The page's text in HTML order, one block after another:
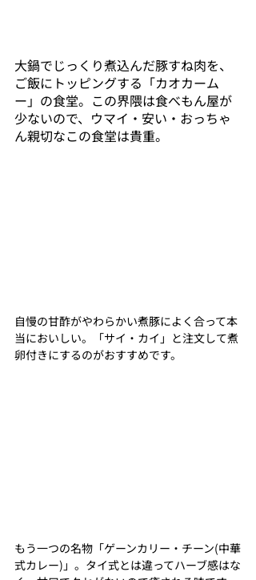
大鍋でじっくり煮込んだ豚すね肉を、
ご飯にトッピングする「カオカーム
ー」の食堂。この界隈は食べもん屋が
少ないので、ウマイ・安い・おっちゃ
ん親切なこの食堂は貴重。
自慢の甘酢がやわらかい煮豚によく合って本
当においしい。「サイ・カイ」と注文して煮
卵付きにするのがおすすめです。
もう一つの名物「ゲーンカリー・チーン(中華
式カレー)」。タイ式とは違ってハーブ感はな